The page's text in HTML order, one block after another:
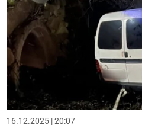
16.12.2025 | 20:07